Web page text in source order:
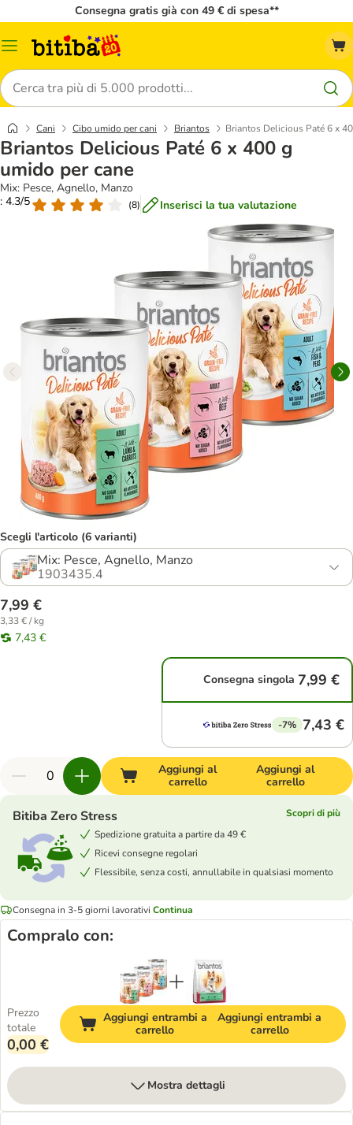
Consegna gratis già con 49 € di spesa**
Overview
Cerca
Cani Cibo umido per cani Briantos Briantos Delicious Paté 6 x
Briantos Delicious Paté 6 x 400 g
umido per cane
Mix: Pesce, Agnello, Manzo
: 4.3/5
(8) Inserisci la tua valutazione
Scegli l'articolo (6 varianti)
Mix: Pesce, Agnello, Manzo
1903435.4
7,99 €
3,33 € / kg
7,43 €
Consegna singola 7,99 €
-7% 7,43 €
Aggiungi al
carrello
Aggiungi al
carrello
Bitiba Zero Stress
Scopri di più
Spedizione gratuita a partire da 49 €
Ricevi consegne regolari
Flessibile, senza costi, annullabile in qualsiasi momento
Consegna in 3-5 giorni lavorativi Continua
Compralo con:
Prezzo
totale
0,00 €
Aggiungi entrambi a
carrello
Aggiungi entrambi a
carrello
Mostra dettagli